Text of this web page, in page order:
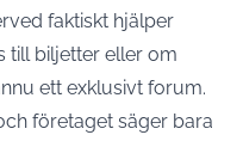
faktiskt hjälper
till biljetter eller om
ett exklusivt forum.
företaget säger bara